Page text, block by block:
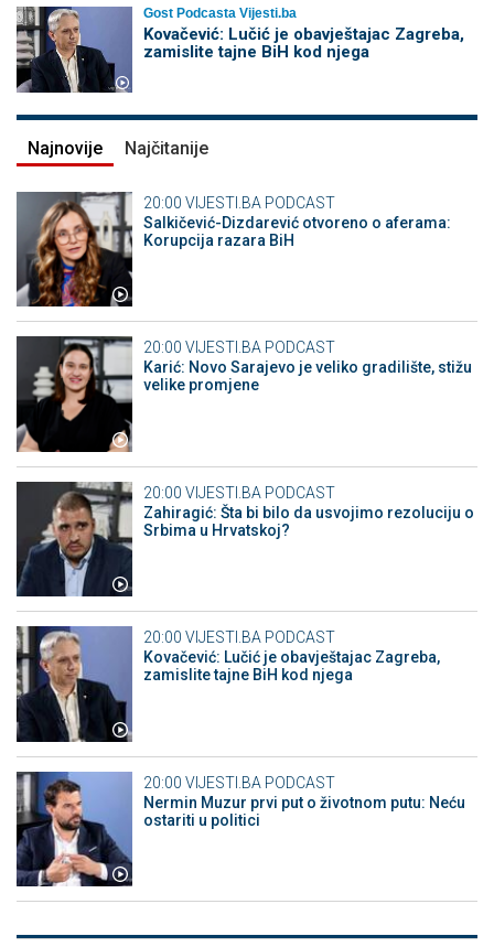
Gost Podcasta Vijesti.ba
Kovačević: Lučić je obavještajac Zagreba,
zamislite tajne BiH kod njega
Najnovije Najčitanije
20:00 VIJESTI.BA PODCAST
Salkičević-Dizdarević otvoreno o aferama:
Korupcija razara BiH
20:00 VIJESTI.BA PODCAST
Karić: Novo Sarajevo je veliko gradilište, stižu
velike promjene
20:00 VIJESTI.BA PODCAST
Zahiragić: Šta bi bilo da usvojimo rezoluciju o
Srbima u Hrvatskoj?
20:00 VIJESTI.BA PODCAST
Kovačević: Lučić je obavještajac Zagreba,
zamislite tajne BiH kod njega
20:00 VIJESTI.BA PODCAST
Nermin Muzur prvi put o životnom putu: Neću
ostariti u politici